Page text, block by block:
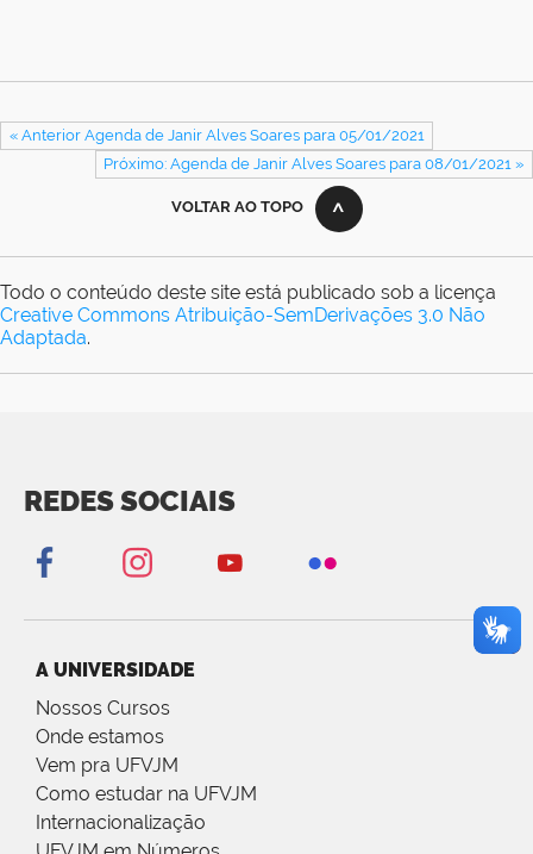
« Anterior Agenda de Janir Alves Soares para 05/01/2021
Próximo: Agenda de Janir Alves Soares para 08/01/2021 »
VOLTAR AO TOPO
Todo o conteúdo deste site está publicado sob a licença
Creative Commons Atribuição-SemDerivações 3.0 Não
Adaptada.
REDES SOCIAIS
A UNIVERSIDADE
Nossos Cursos
Onde estamos
Vem pra UFVJM
Como estudar na UFVJM
Internacionalização